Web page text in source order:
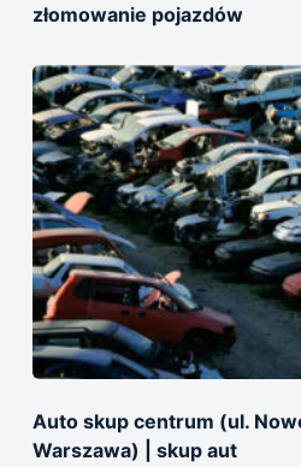
złomowanie pojazdów
Auto skup centrum (ul.
Warszawa) | skup aut